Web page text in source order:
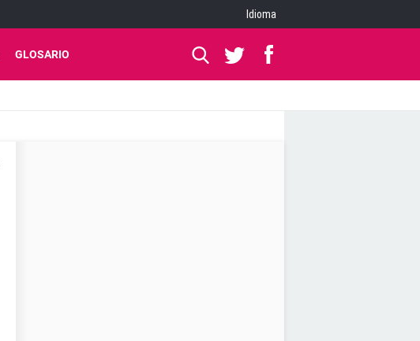
Idioma
GLOSARIO